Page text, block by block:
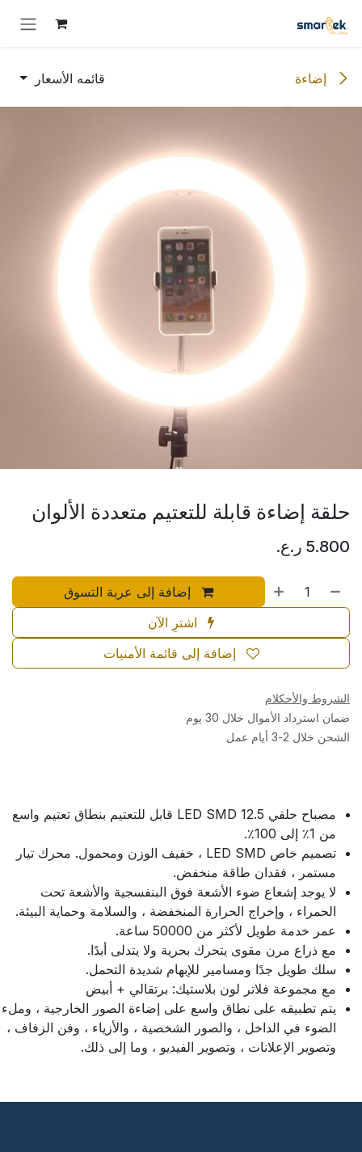
إضاءة قائمه الأسعار
حلقة إضاءة قابلة للتعتيم متعددة الألوان
5.800 ر.ع.
إضافة إلى عربة التسوق
اشترِ الآن
إضافة إلى قائمة الأمنيات
الشروط والأحكلام
ضمان استرداد الأموال خلال 30 يوم
الشحن خلال 2-3 أيام عمل
مصباح حلقي LED SMD 12.5 قابل للتعتيم بنطاق تعتيم واسع
من 1٪ إلى 100٪.
تصميم خاص LED SMD ، خفيف الوزن ومحمول. محرك تيار
مستمر ، فقدان طاقة منخفض.
لا يوجد إشعاع ضوء الأشعة فوق البنفسجية والأشعة تحت
الحمراء ، وإخراج الحرارة المنخفضة ، والسلامة وحماية البيئة.
عمر خدمة طويل لأكثر من 50000 ساعة.
مع ذراع مرن مقوى يتحرك بحرية ولا يتدلى أبدًا.
سلك طويل جدًا ومسامير للإبهام شديدة التحمل.
مع مجموعة فلاتر لون بلاستيك: برتقالي + أبيض
يتم تطبيقه على نطاق واسع على إضاءة الصور الخارجية ، وملء
الضوء في الداخل ، والصور الشخصية ، والأزياء ، وفن الزفاف ،
وتصوير الإعلانات ، وتصوير الفيديو ، وما إلى ذلك.